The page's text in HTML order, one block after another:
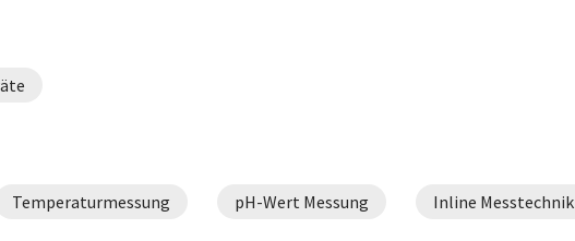
Temperaturmessung pH-Wert Messung Inline Messtechnik